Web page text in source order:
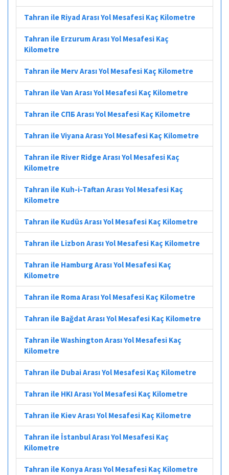
Tahran ile Riyad Arası Yol Mesafesi Kaç Kilometre
Tahran ile Erzurum Arası Yol Mesafesi Kaç
Kilometre
Tahran ile Merv Arası Yol Mesafesi Kaç Kilometre
Tahran ile Van Arası Yol Mesafesi Kaç Kilometre
Tahran ile СПБ Arası Yol Mesafesi Kaç Kilometre
Tahran ile Viyana Arası Yol Mesafesi Kaç Kilometre
Tahran ile River Ridge Arası Yol Mesafesi Kaç
Kilometre
Tahran ile Kuh-i-Taftan Arası Yol Mesafesi Kaç
Kilometre
Tahran ile Kudüs Arası Yol Mesafesi Kaç Kilometre
Tahran ile Lizbon Arası Yol Mesafesi Kaç Kilometre
Tahran ile Hamburg Arası Yol Mesafesi Kaç
Kilometre
Tahran ile Roma Arası Yol Mesafesi Kaç Kilometre
Tahran ile Bağdat Arası Yol Mesafesi Kaç Kilometre
Tahran ile Washington Arası Yol Mesafesi Kaç
Kilometre
Tahran ile Dubai Arası Yol Mesafesi Kaç Kilometre
Tahran ile HKI Arası Yol Mesafesi Kaç Kilometre
Tahran ile Kiev Arası Yol Mesafesi Kaç Kilometre
Tahran ile İstanbul Arası Yol Mesafesi Kaç
Kilometre
Tahran ile Konya Arası Yol Mesafesi Kaç Kilometre